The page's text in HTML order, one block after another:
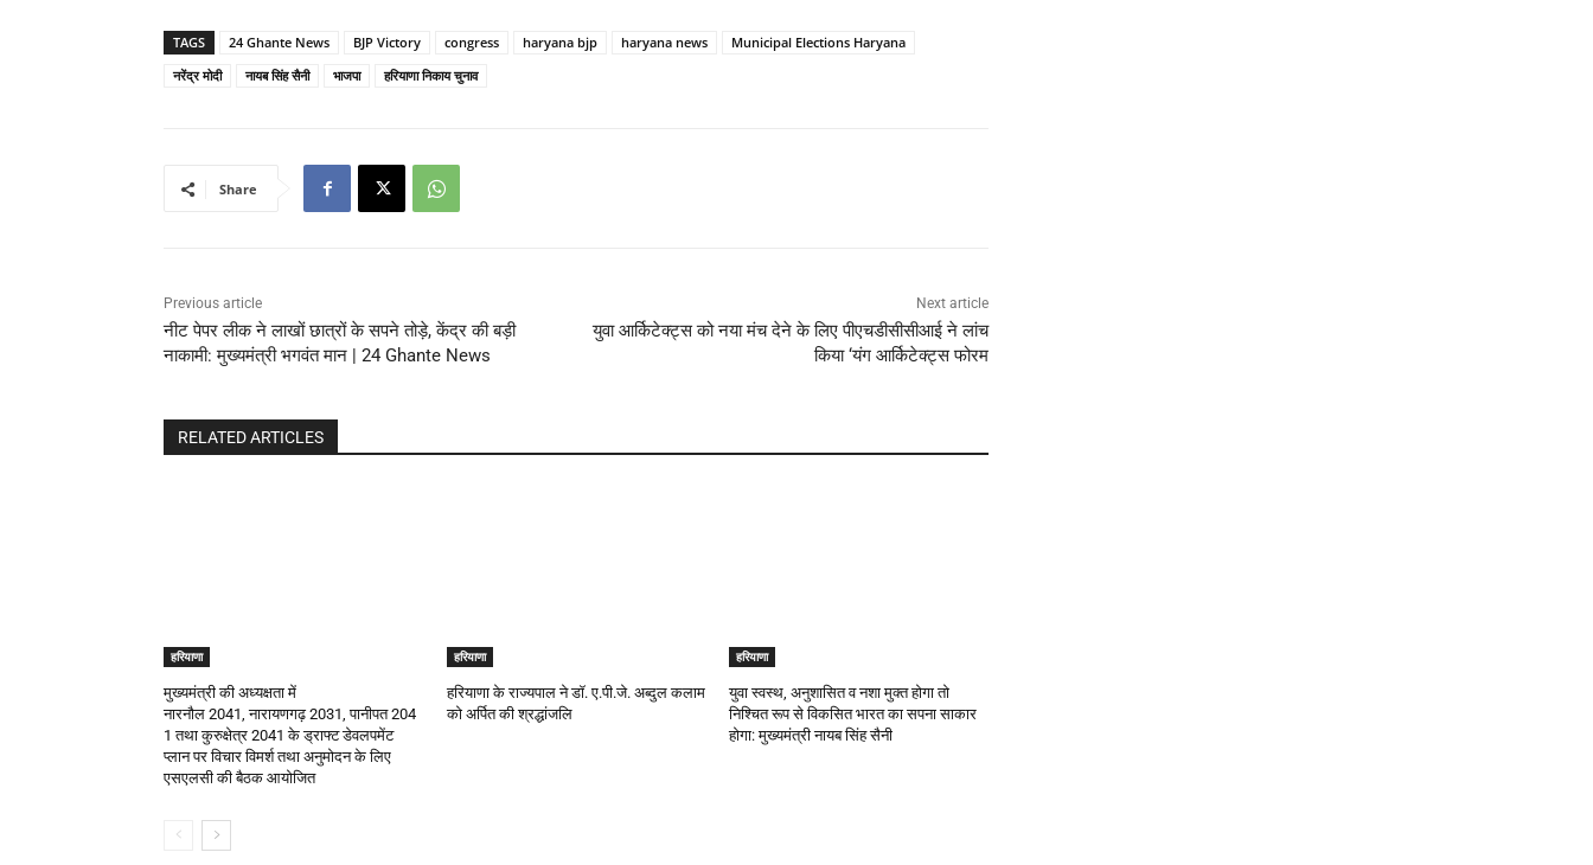
TAGS 24 Ghante News BJP Victory congress haryana bjp haryana news
Municipal Elections Haryana
नरेंद्र मोदी
नायब सिंह सैनी भाजपा हरियाणा निकाय चुनाव
Share
Previous article
नीट पेपर लीक ने लाखों छात्रों के सपने तोड़े, केंद्र की बड़ी
नाकामी: मुख्यमंत्री भगवंत मान | 24 Ghante News
Next article
युवा आर्किटेक्ट्स को नया मंच देने के लिए पीएचडीसीसीआई ने लांच
किया ‘यंग आर्किटेक्ट्स फोरम
RELATED ARTICLES
हरियाणा
मुख्यमंत्री की अध्यक्षता में
नारनौल 2041, नारायणगढ़ 2031, पानीपत 204
1 तथा कुरुक्षेत्र 2041 के ड्राफ्ट डेवलपमेंट
प्लान पर विचार विमर्श तथा अनुमोदन के लिए
एसएलसी की बैठक आयोजित
हरियाणा
हरियाणा के राज्यपाल ने डॉ. ए.पी.जे. अब्दुल कलाम
को अर्पित की श्रद्धांजलि
हरियाणा
युवा स्वस्थ, अनुशासित व नशा मुक्त होगा तो
निश्चित रूप से विकसित भारत का सपना साकार
होगा: मुख्यमंत्री नायब सिंह सैनी